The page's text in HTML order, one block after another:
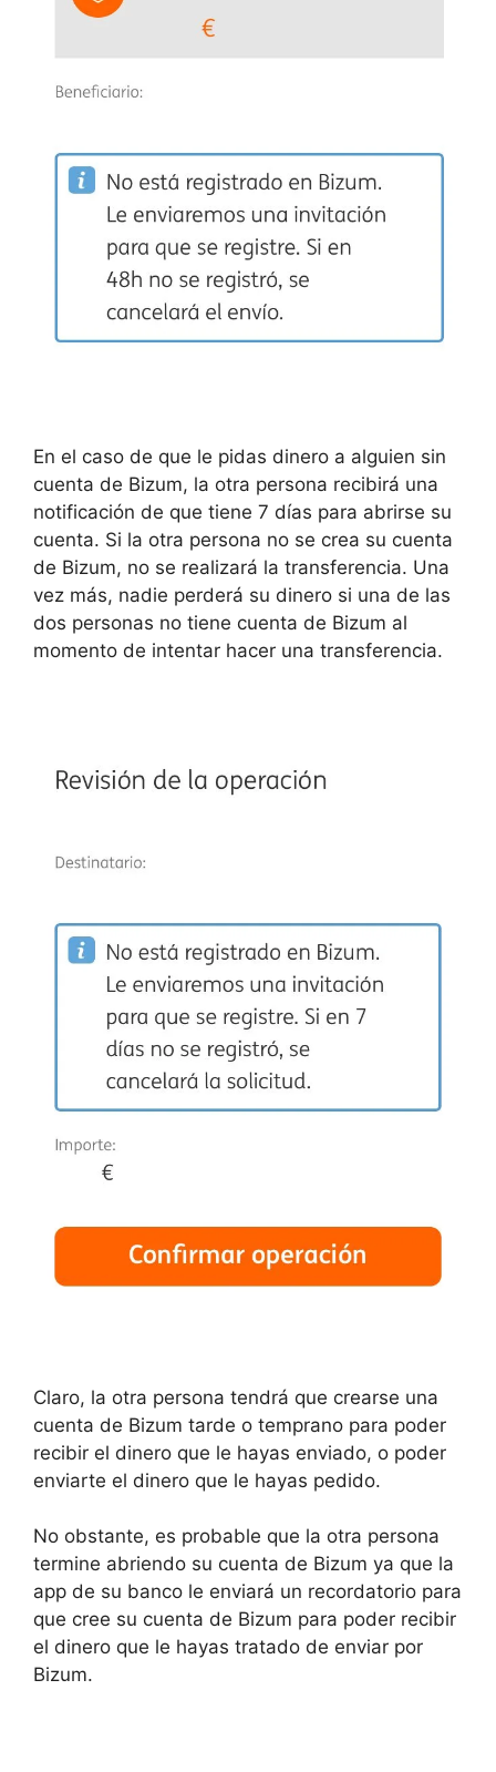
En el caso de que le pidas dinero a alguien sin
cuenta de Bizum, la otra persona recibirá una
notificación de que tiene 7 días para abrirse su
cuenta. Si la otra persona no se crea su cuenta
de Bizum, no se realizará la transferencia. Una
vez más, nadie perderá su dinero si una de las
dos personas no tiene cuenta de Bizum al
momento de intentar hacer una transferencia.
Claro, la otra persona tendrá que crearse una
cuenta de Bizum tarde o temprano para poder
recibir el dinero que le hayas enviado, o poder
enviarte el dinero que le hayas pedido.
No obstante, es probable que la otra persona
termine abriendo su cuenta de Bizum ya que la
app de su banco le enviará un recordatorio para
que cree su cuenta de Bizum para poder recibir
el dinero que le hayas tratado de enviar por
Bizum.